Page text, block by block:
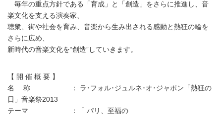
毎年の重点方針である「育成」と「創造」をさらに推進し、音
楽文化を支える演奏家、
聴衆、街や社会を育み、音楽から生み出される感動と熱狂の輪を
さらに広め、
新時代の音楽文化を“創造”していきます。
【 開 催 概 要 】
名 称 ： ラ･フォル･ジュルネ･オ･ジャポン「熱狂の
日」音楽祭2013
テーマ ：「 パリ、至福の